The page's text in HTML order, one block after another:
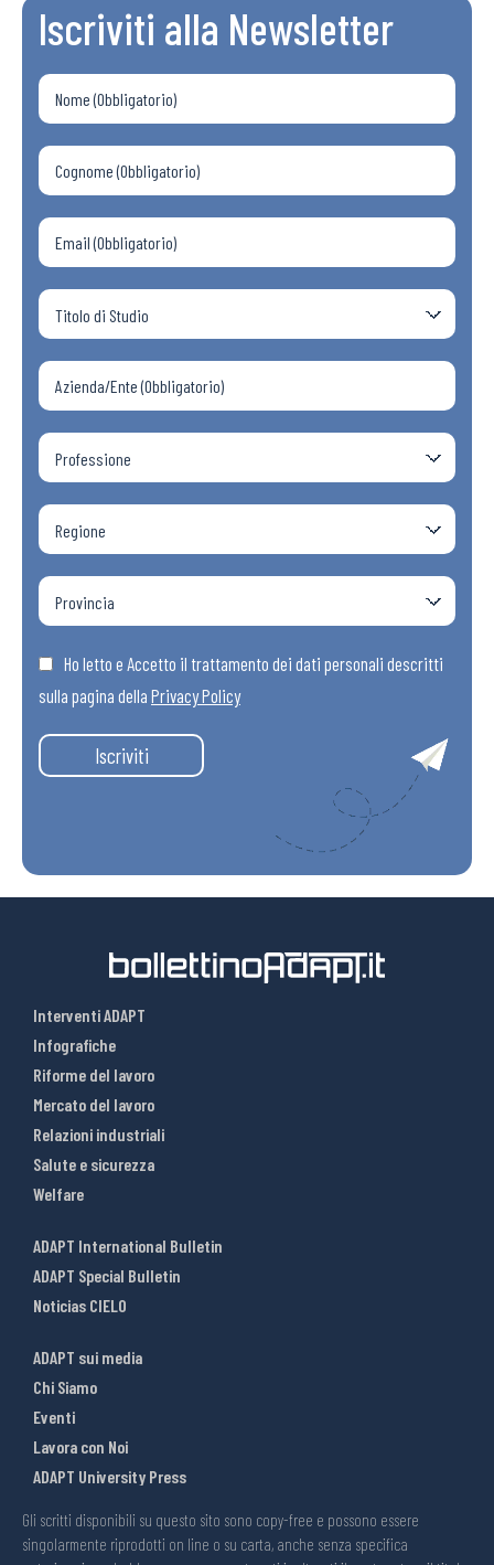
Iscriviti alla Newsletter
Ho letto e Accetto il trattamento dei dati personali descritti
sulla pagina della Privacy Policy
Iscriviti
Interventi ADAPT
Infografiche
Riforme del lavoro
Mercato del lavoro
Relazioni industriali
Salute e sicurezza
Welfare
ADAPT International Bulletin
ADAPT Special Bulletin
Noticias CIELO
ADAPT sui media
Chi Siamo
Eventi
Lavora con Noi
ADAPT University Press
Gli scritti disponibili su questo sito sono copy-free e possono essere
singolarmente riprodotti on line o su carta, anche senza specifica